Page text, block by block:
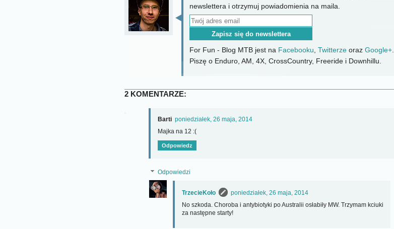
newslettera i otrzymuj powiadomienia na maila.
For Fun - Blog MTB jest na Facebooku, Twitterze oraz Google+.
Piszę o Enduro, AM, 4X, CrossCountry, Freeride i Downhillu.
2 KOMENTARZE:
Barti poniedziałek, 26 maja, 2014
Majka na 12 :(
Odpowiedz
Odpowiedzi
TrzecieKoło
poniedziałek, 26 maja, 2014
No szkoda. Choroba i antybiotyki po Australii osłabiły MW. Trzymam kciuki
za następne starty!